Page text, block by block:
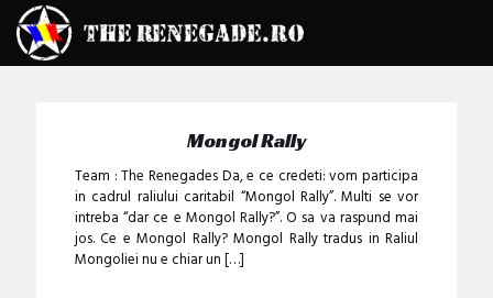
Mongol Rally
Team : The Renegades Da, e ce credeti: vom participa
in cadrul raliului caritabil “Mongol Rally”. Multi se vor
intreba “dar ce e Mongol Rally?”. O sa va raspund mai
jos. Ce e Mongol Rally? Mongol Rally tradus in Raliul
Mongoliei nu e chiar un[…]